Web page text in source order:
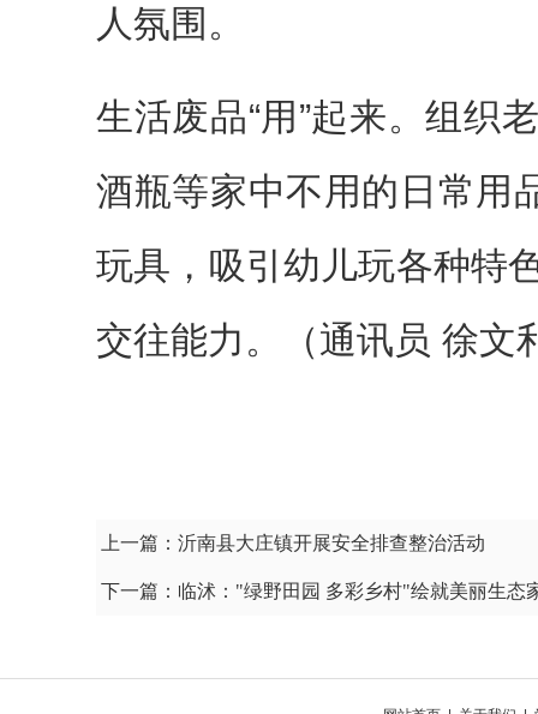
人氛围。
生活废品“用”起来。组织
酒瓶等家中不用的日常用
玩具，吸引幼儿玩各种特
交往能力。（通讯员 徐文
上一篇： 沂南县大庄镇开展安全排查整治活动
下一篇： 临沭："绿野田园 多彩乡村"绘就美丽生态